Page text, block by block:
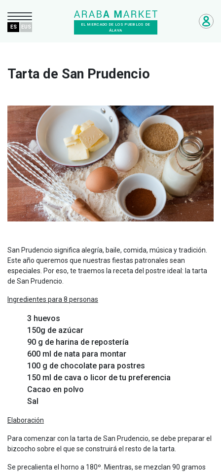
EL MERCADO DE LOS PUEBLOS DE
ÁLAVA
ES EUS
Tarta de San Prudencio
San Prudencio significa alegría, baile, comida, música y tradición.
Este año queremos que nuestras fiestas patronales sean
especiales. Por eso, te traemos la receta del postre ideal: la tarta
de San Prudencio.
Ingredientes para 8 personas
3 huevos
150g de azúcar
90 g de harina de repostería
600 ml de nata para montar
100 g de chocolate para postres
150 ml de cava o licor de tu preferencia
Cacao en polvo
Sal
Elaboración
Para comenzar con la tarta de San Prudencio, se debe preparar el
bizcocho sobre el que se construirá el resto de la tarta.
Se precalienta el horno a 180º. Mientras, se mezclan 90 gramos